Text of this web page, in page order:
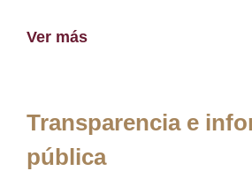
Ver más
Transparencia e
pública